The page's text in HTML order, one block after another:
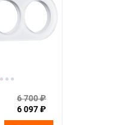
6 700 ₽
6 097 ₽